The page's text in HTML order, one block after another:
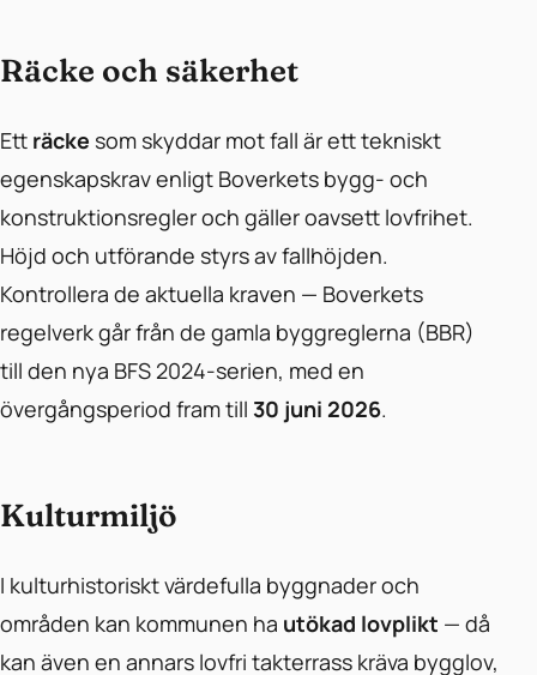
Räcke och säkerhet
Ett räcke som skyddar mot fall är ett tekniskt
egenskapskrav enligt Boverkets bygg- och
konstruktionsregler och gäller oavsett lovfrihet.
Höjd och utförande styrs av fallhöjden.
Kontrollera de aktuella kraven — Boverkets
regelverk går från de gamla byggreglerna (BBR)
till den nya BFS 2024-serien, med en
övergångsperiod fram till 30 juni 2026.
Kulturmiljö
I kulturhistoriskt värdefulla byggnader och
områden kan kommunen ha utökad lovplikt — då
kan även en annars lovfri takterrass kräva bygglov,